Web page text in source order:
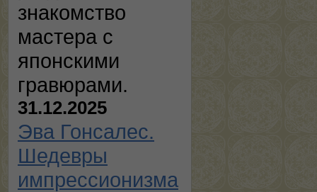
знакомство
мастера с
японскими
гравюрами.
31.12.2025
Эва Гонсалес.
Шедевры
импрессионизма